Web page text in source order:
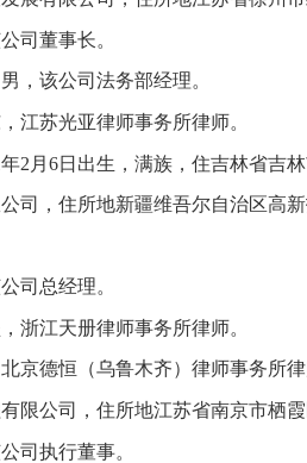
司董事长。
，该公司法务部经理。
江苏光亚律师事务所律师。
2月6日出生，满族，住吉林省吉林
司，住所地新疆维吾尔自治区高
司总经理。
浙江天册律师事务所律师。
京德恒（乌鲁木齐）律师事务所律
限公司，住所地江苏省南京市栖霞
司执行董事。